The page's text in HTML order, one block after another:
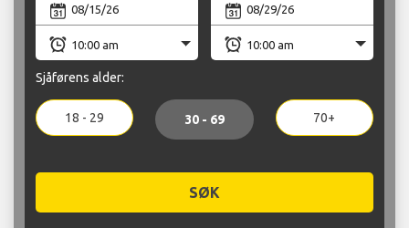
Sjåførens alder:
18 - 29 30 - 69 70+
SØK